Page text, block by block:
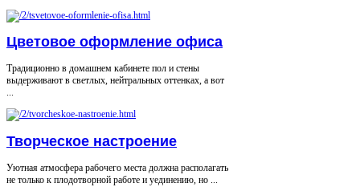
Цветовое оформление офиса
Традиционно в домашнем кабинете пол и стены
выдерживают в светлых, нейтральных оттенках, а вот
...
Творческое настроение
Уютная атмосфера рабочего места должна располагать
не только к плодотворной работе и уединению, но ...